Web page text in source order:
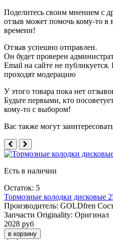
Поделитесь своим мнением с
отзыв может помочь кому-то в
времени!
Отзыв успешно отправлен.
Он будет проверен
Email на сайте не
проходят модерацию
У этого товара пока нет
Будьте первыми, кто
кому-то с выбором!
Вас также могут
Есть в наличии
Остаток: 5
Тормозные колодки дисковые
Производитель: GOLDfren
Запчасти Originality: Оригинал
2028 руб
в корзину